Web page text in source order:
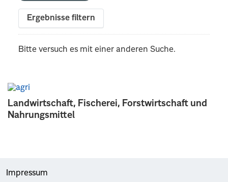
Landwirtschaft, Fischerei, Forstwirtschaft und
Nahrungsmittel
Ergebnisse filtern
Bitte versuch es mit einer anderen Suche.
Impressum